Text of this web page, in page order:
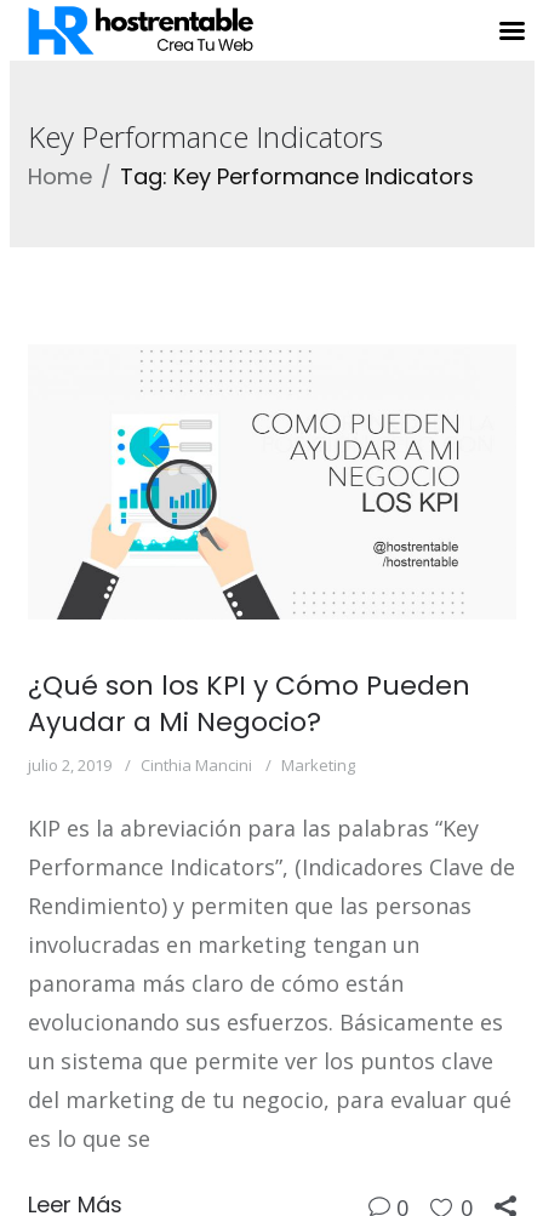
Key Performance Indicators
Home Tag: Key Performance Indicators
¿Qué son los KPI y Cómo Pueden
Ayudar a Mi Negocio?
julio 2, 2019 Cinthia Mancini Marketing
KIP es la abreviación para las palabras “Key
Performance Indicators”, (Indicadores Clave de
Rendimiento) y permiten que las personas
involucradas en marketing tengan un
panorama más claro de cómo están
evolucionando sus esfuerzos. Básicamente es
un sistema que permite ver los puntos clave
del marketing de tu negocio, para evaluar qué
es lo que se
Leer Más 0 0